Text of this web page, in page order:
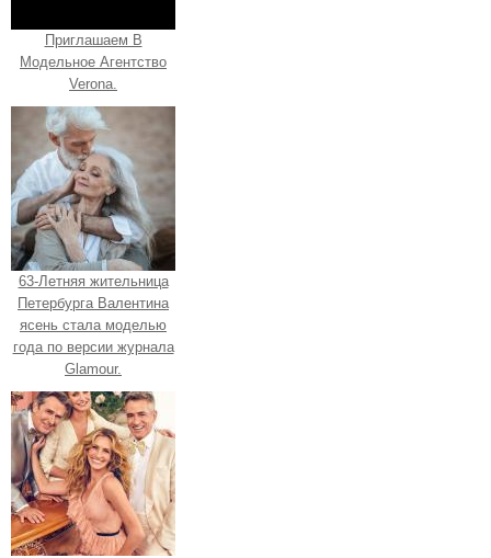
Приглашаем В
Модельное Агентство
Verona.
63-Летняя жительница
Петербурга Валентина
ясень стала моделью
года по версии журнала
Glamour.